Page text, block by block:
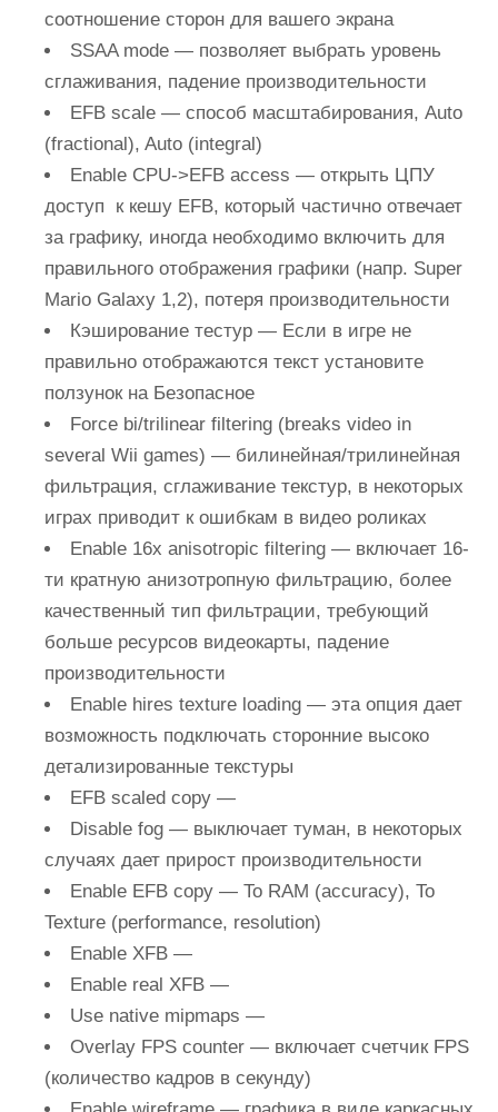
соотношение сторон для вашего экрана
SSAA mode — позволяет выбрать уровень
сглаживания, падение производительности
EFB scale — способ масштабирования, Auto
(fractional), Auto (integral)
Enable CPU->EFB access — открыть ЦПУ
доступ к кешу EFB, который частично отвечает
за графику, иногда необходимо включить для
правильного отображения графики (напр. Super
Mario Galaxy 1,2), потеря производительности
Кэширование тестур — Если в игре не
правильно отображаются текст установите
ползунок на Безопасное
Force bi/trilinear filtering (breaks video in
several Wii games) — билинейная/трилинейная
фильтрация, сглаживание текстур, в некоторых
играх приводит к ошибкам в видео роликах
Enable 16x anisotropic filtering — включает 16-
ти кратную анизотропную фильтрацию, более
качественный тип фильтрации, требующий
больше ресурсов видеокарты, падение
производительности
Enable hires texture loading — эта опция дает
возможность подключать сторонние высоко
детализированные текстуры
EFB scaled copy —
Disable fog — выключает туман, в некоторых
случаях дает прирост производительности
Enable EFB copy — To RAM (accuracy), To
Texture (performance, resolution)
Enable XFB —
Enable real XFB —
Use native mipmaps —
Overlay FPS counter — включает счетчик FPS
(количество кадров в секунду)